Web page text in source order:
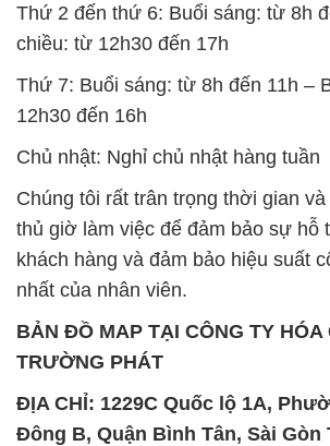
Thứ 2 đến thứ 6: Buổi sáng: từ 8h
chiều: từ 12h30 đến 17h
Thứ 7: Buổi sáng: từ 8h đến 11h –
12h30 đến 16h
Chủ nhật: Nghỉ chủ nhật hàng tuần
Chúng tôi rất trân trọng thời gian
thủ giờ làm việc để đảm bảo sự hỗ
khách hàng và đảm bảo hiệu suất
nhất của nhân viên.
BẢN ĐỒ MAP TẠI CÔNG TY
TRƯỜNG PHÁT
ĐỊA CHỈ: 1229C Quốc lộ 1A,
Đông B, Quận Bình Tân, Sài Gòn